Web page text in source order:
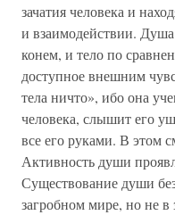
зачатия человека и
и взаимодействии.
конем, и тело по
доступное внешним
тела ничто», ибо она
человека, слышит его
все его руками. В этом
Активность души
Существование души
загробном мире, но не в